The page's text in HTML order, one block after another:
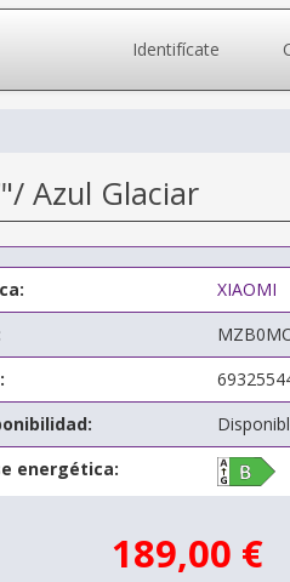
Identifícate
Azul Glaciar
XIAOMI
energética:
189,00 €